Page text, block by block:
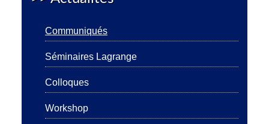
Communiqués
Séminaires Lagrange
Colloques
Workshop